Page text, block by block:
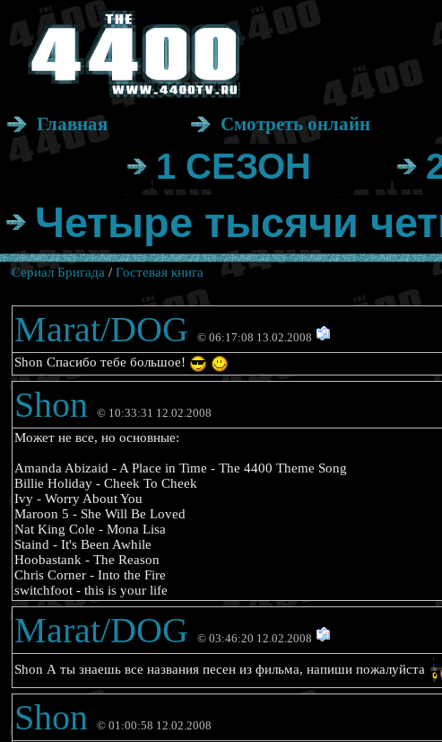
Главная Смотреть онлайн
1 СЕЗОН
Четыре тысячи
Сериал Бригада / Гостевая книга
Marat/DOG © 06:17:08 13.02.2008
Shon Спасибо тебе большое!
Shon © 10:33:31 12.02.2008
Может не все, но основные:
Amanda Abizaid - A Place in Time - The 4400 Theme Song
Billie Holiday - Cheek To Cheek
Ivy - Worry About You
Maroon 5 - She Will Be Loved
Nat King Cole - Mona Lisa
Staind - It's Been Awhile
Hoobastank - The Reason
Chris Corner - Into the Fire
switchfoot - this is your life
Marat/DOG © 03:46:20 12.02.2008
Shon А ты знаешь все названия песен из фильма, напиши пожалуйста
Shon © 01:00:58 12.02.2008